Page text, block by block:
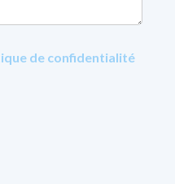
de confidentialité